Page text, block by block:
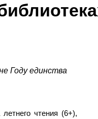
Году единства
чтения (6+),